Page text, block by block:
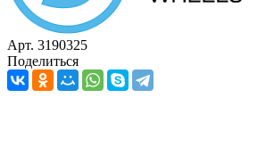
Арт. 3190325
Поделиться